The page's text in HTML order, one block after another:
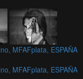
MFAFplata, ESPAÑA
MFAFplata, ESPAÑA